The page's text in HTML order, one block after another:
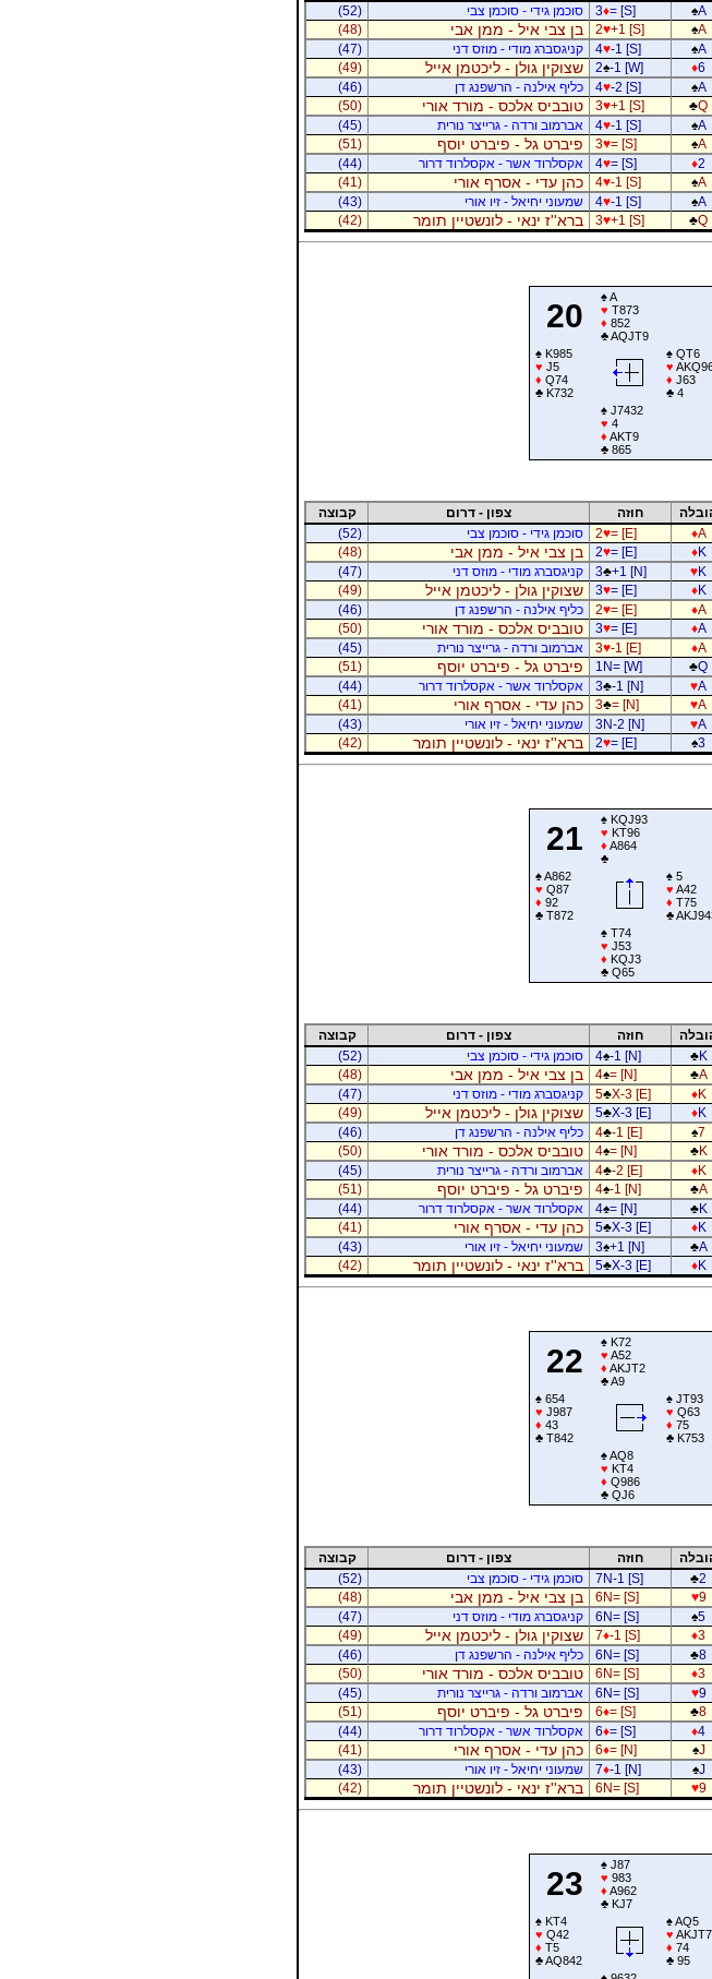
♠A
3♦= [S] סוכמן גידי - סוכמן צבי
(52)
♠A
2♥+1 [S] בן צבי איל - ממן אבי
(48)
♠A
4♥-1 [S] קניגסברג מודי - מוזס דני
(47)
♦6
2♠-1 [W] שצוקין גולן - ליכטמן אייל
(49)
♠A
4♥-2 [S] כליף אילנה - הרשפנג דן
(46)
♣Q
3♥+1 [S] טובביס אלכס - מורד אורי
(50)
♠A
4♥-1 [S] אברמוב ורדה - גרייצר נורית
(45)
♠A
3♥= [S] פיברט גל - פיברט יוסף
(51)
♦2
4♥= [S] אקסלרוד אשר - אקסלרוד דרור
(44)
♠A
4♥-1 [S] כהן עדי - אסרף אורי
(41)
♠A
4♥-1 [S] שמעוני יחיאל - זיו אורי
(43)
♣Q
3♥+1 [S] ברא''ז ינאי - לונשטיין תומר (42)
20
♠A
♥ T873
♦ 852
♣AQJT9
♠K985
♥ J5
♦ Q74
♣K732
♠QT6
♥
♦ J63
♣4
♠J7432
♥ 4
♦ AKT9
♣865
חוזה צפון - דרום קבוצה
♦A
2♥= [E] סוכמן גידי - סוכמן צבי
(52)
♦K
2♥= [E] בן צבי איל - ממן אבי
(48)
♥K
3♣+1 [N] קניגסברג מודי - מוזס דני
(47)
♦K
3♥= [E] שצוקין גולן - ליכטמן אייל
(49)
♦A
2♥= [E] כליף אילנה - הרשפנג דן
(46)
♦A
3♥= [E] טובביס אלכס - מורד אורי
(50)
♦A
3♥-1 [E] אברמוב ורדה - גרייצר נורית
(45)
♣Q
1N= [W] פיברט גל - פיברט יוסף
(51)
♥A
3♣-1 [N] אקסלרוד אשר - אקסלרוד דרור
(44)
♥A
3♣= [N] כהן עדי - אסרף אורי
(41)
♥A
3N-2 [N] שמעוני יחיאל - זיו אורי
(43)
♠3
2♥= [E] ברא''ז ינאי - לונשטיין תומר (42)
21
♠KQJ93
♥ KT96
♦ A864
♣
♠A862
♥ Q87
♦ 92
♣T872
♠5
♥ A42
♦ T75
♣
♠T74
♥ J53
♦ KQJ3
♣Q65
חוזה צפון - דרום
קבוצה
♣K
4♠-1 [N] סוכמן גידי - סוכמן צבי
(52)
♣A
4♠= [N] בן צבי איל - ממן אבי (48)
♦K
5♣X-3 [E] קניגסברג מודי - מוזס דני
(47)
♦K
5♣X-3 [E] שצוקין גולן - ליכטמן אייל
(49)
♠7
4♣-1 [E] כליף אילנה - הרשפנג דן
(46)
♣K
4♠= [N] טובביס אלכס - מורד אורי
(50)
♦K
4♣-2 [E] אברמוב ורדה - גרייצר נורית
(45)
♣A
4♠-1 [N] פיברט גל - פיברט יוסף
(51)
♣K
4♠= [N] אקסלרוד אשר - אקסלרוד דרור
(44)
♦K
5♣X-3 [E] כהן עדי - אסרף אורי
(41)
♣A
3♠+1 [N] שמעוני יחיאל - זיו אורי
(43)
♦K
5♣X-3 [E] ברא''ז ינאי - לונשטיין תומר (42)
22
♠K72
♥ A52
♦ AKJT2
♣A9
♠654
♥ J987
♦ 43
♣T842
♠JT93
♥ Q63
♦ 75
♣K753
♠AQ8
♥ KT4
♦ Q986
♣QJ6
חוזה צפון - דרום
קבוצה
♣2
7N-1 [S] סוכמן גידי - סוכמן צבי
(52)
♥9
6N= [S] בן צבי איל - ממן אבי
(48)
♠5
6N= [S] קניגסברג מודי - מוזס דני
(47)
♦3
7♦-1 [S] שצוקין גולן - ליכטמן אייל (49)
♣8
6N= [S] כליף אילנה - הרשפנג דן
(46)
♦3
6N= [S] טובביס אלכס - מורד אורי
(50)
♥9
6N= [S] אברמוב ורדה - גרייצר נורית
(45)
♣8
6♦= [S] פיברט גל - פיברט יוסף (51)
♦4
6♦= [S] אקסלרוד אשר - אקסלרוד דרור
(44)
♠J
6♦= [N] כהן עדי - אסרף אורי
(41)
♠J
7♦-1 [N] שמעוני יחיאל - זיו אורי
(43)
♥9
6N= [S] ברא''ז ינאי - לונשטיין תומר (42)
23
♠J87
♥ 983
♦ A962
♣KJ7
♠KT4
♥ Q42
♦ T5
♣AQ842
♠AQ5
♥
♦ 74
♣95